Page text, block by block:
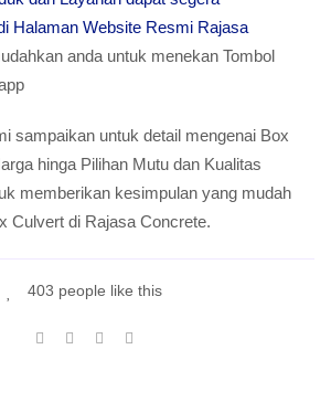
Halaman Website Resmi Rajasa
anda untuk menekan Tombol
sampaikan untuk detail mengenai Box
hinga Pilihan Mutu dan Kualitas
memberikan kesimpulan yang mudah
Culvert di Rajasa Concrete.
403 people like this